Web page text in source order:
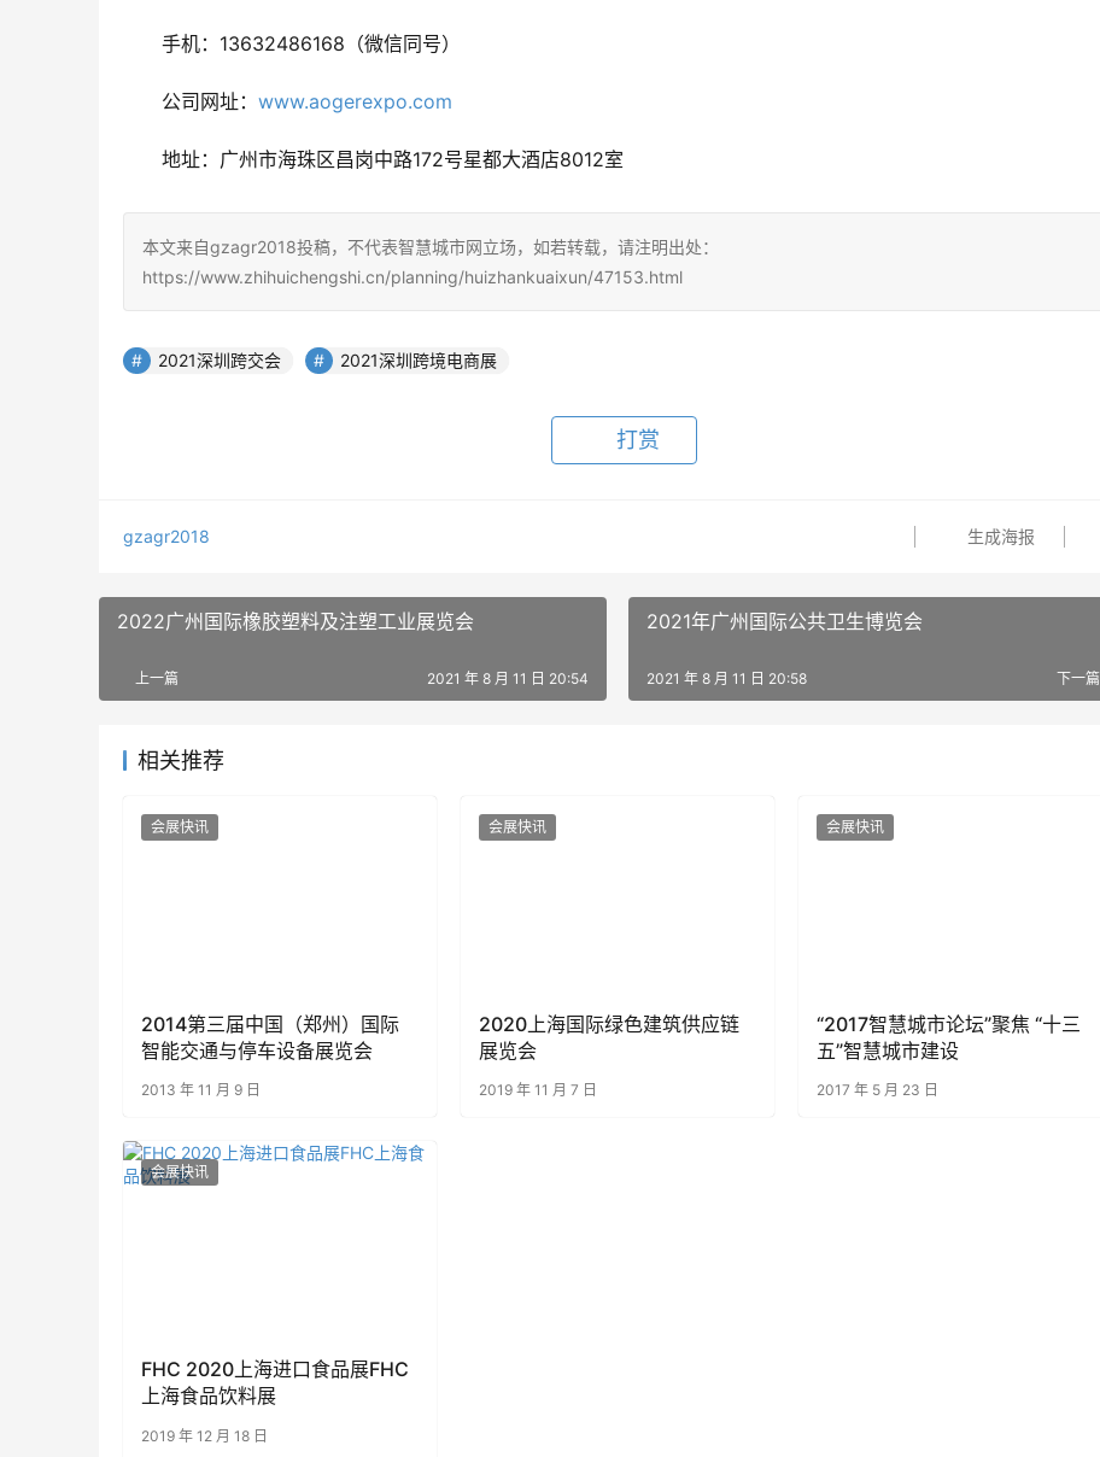
手机：13632486168（微信同号）
公司网址： www.aogerexpo.com
地址：广州市海珠区昌岗中路172号星都大酒店8012室
本文来自gzagr2018投稿，不代表智慧城市网立场，如若转载，请注明出处：
https://www.zhihuichengshi.cn/planning/huizhankuaixun/47153.html
2021深圳跨交会 2021深圳跨境电商展
打赏
gzagr2018 生成海报
2022广州国际橡胶塑料及注塑工业展览会
上一篇 2021 年 8 月 11 日 20:54
2021年广州国际公共卫生博览会
下一篇
2021 年 8 月 11 日 20:58
相关推荐
会展快讯
2014第三届中国（郑州）国际
智能交通与停车设备展览会
2013 年 11 月 9 日
会展快讯
2020上海国际绿色建筑供应链
展览会
2019 年 11 月 7 日
会展快讯
“2017智慧城市论坛”聚焦 “十三
五”智慧城市建设
2017 年 5 月 23 日
会展快讯
FHC 2020上海进口食品展FHC
上海食品饮料展
2019 年 12 月 18 日